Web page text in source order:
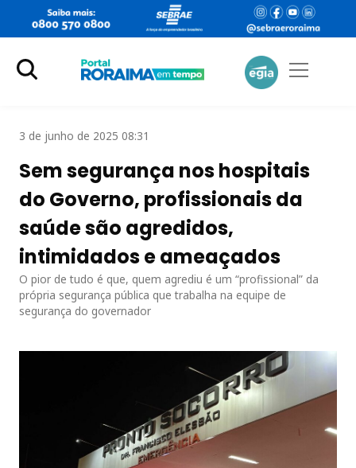
3 de junho de 2025 08:31
Sem segurança nos hospitais
do Governo, profissionais da
saúde são agredidos,
intimidados e ameaçados
O pior de tudo é que, quem agrediu é um “profissional” da
própria segurança pública que trabalha na equipe de
segurança do governador